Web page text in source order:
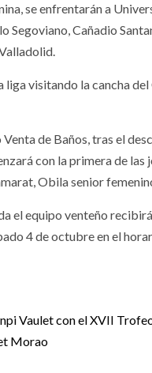
se enfrentarán a
Segoviano, Cañadio
visitando la cancha
de Baños, tras el
con la primera de
Obila senior
el equipo venteño
4 de octubre en el
Vaulet con el XVII
Morao